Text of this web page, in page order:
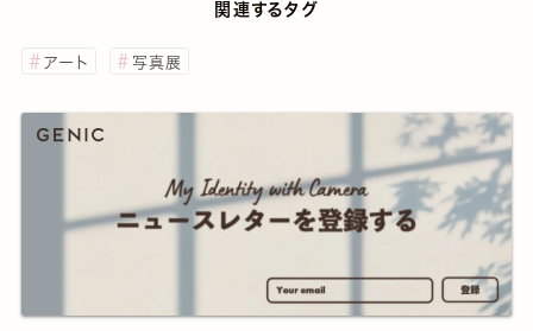
関連するタグ
アート 写真展